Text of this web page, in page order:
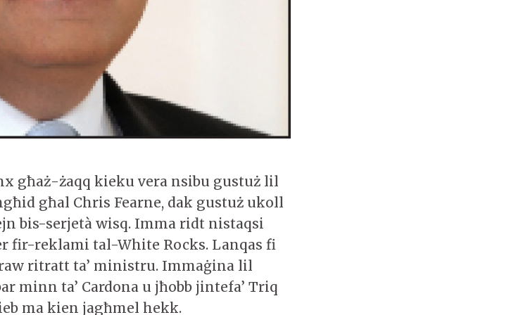
għaż-żaqq kieku vera nsibu gustuż lil
għal Chris Fearne, dak gustuż ukoll
bis-serjetà wisq. Imma ridt nistaqsi
fir-reklami tal-White Rocks. Lanqas fi
ritratt ta’ ministru. Immaġina lil
minn ta’ Cardona u jħobb jintefa’ Triq
ma kien jagħmel hekk.